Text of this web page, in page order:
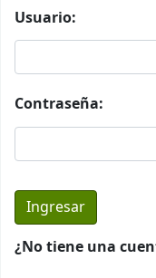
Usuario:
Contraseña:
¿No tiene una